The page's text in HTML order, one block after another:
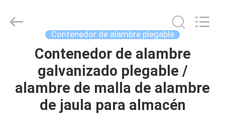
HOGAR
PRODUCTOS
Contenedor de alambre plegable
Contenedor de alambre
galvanizado plegable /
alambre de malla de alambre
de jaula para almacén